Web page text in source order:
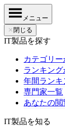
メニュー
✕ 閉じる
IT製品を探す
カテゴリ
ランキング
年間ランキ
専門家一覧
あなたの閲
IT製品を知る